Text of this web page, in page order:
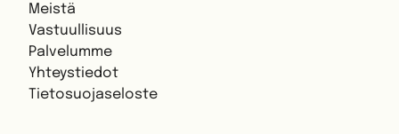
Meistä
Vastuullisuus
Palvelumme
Yhteystiedot
Tietosuojaseloste